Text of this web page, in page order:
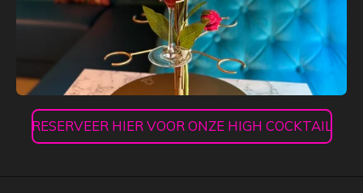
RESERVEER HIER VOOR ONZE HIGH COCKTAIL